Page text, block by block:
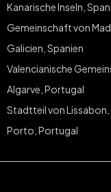
Kanarische Inseln,
Gemeinschaft von
Galicien, Spanien
Valencianische
Algarve, Portugal
Stadtteil von
Porto, Portugal